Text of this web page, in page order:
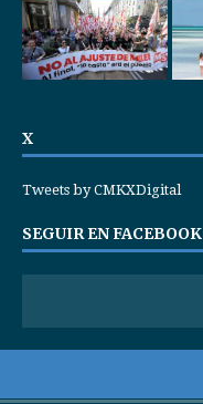
X
Tweets by CMKXDigital
SEGUIR EN FACEBOOK